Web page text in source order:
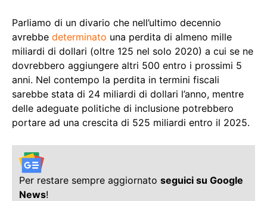
Parliamo di un divario che nell’ultimo decennio
avrebbe determinato una perdita di almeno mille
miliardi di dollari (oltre 125 nel solo 2020) a cui se ne
dovrebbero aggiungere altri 500 entro i prossimi 5
anni. Nel contempo la perdita in termini fiscali
sarebbe stata di 24 miliardi di dollari l’anno, mentre
delle adeguate politiche di inclusione potrebbero
portare ad una crescita di 525 miliardi entro il 2025.
Per restare sempre aggiornato seguici su Google
News!